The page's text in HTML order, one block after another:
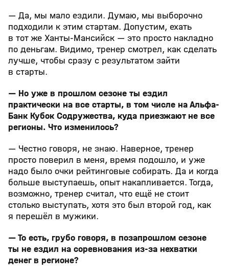
— Да, мы мало ездили. Думаю, мы выборочно
подходили к этим стартам. Допустим, ехать
в тот же Ханты-Мансийск — это просто накладно
по деньгам. Видимо, тренер смотрел, как сделать
лучше, чтобы сразу с результатом зайти
в старты.
— Но уже в прошлом сезоне ты ездил
практически на все старты, в том числе на Альфа-
Банк Кубок Содружества, куда приезжают не все
регионы. Что изменилось?
— Честно говоря, не знаю. Наверное, тренер
просто поверил в меня, время подошло, и уже
надо было очки рейтинговые собирать. Да и когда
больше выступаешь, опыт накапливается. Тогда,
возможно, тренер считал, что ещё не стоит
столько выступать, хотя это был второй год, как
я перешёл в мужики.
— То есть, грубо говоря, в позапрошлом сезоне
ты не ездил на соревнования из-за нехватки
денег в регионе?